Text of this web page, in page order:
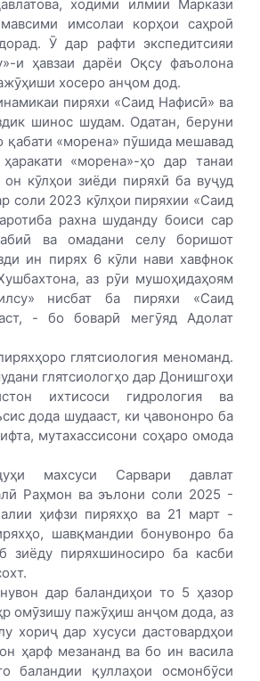
ходими илмии Маркази
имсолаи корҳои саҳроӣ
Ӯ дар рафти экспедитсияи
и ҳавзаи дарёи Оқсу фаъолона
хосеро анҷом дод.
пиряхи «Саид Нафисӣ» ва
шинос шудам. Одатан, беруни
қабати «морена» пӯшида мешавад
«морена»-ҳо дар танаи
кӯлҳои зиёди пиряхӣ ба вуҷуд
соли 2023 кӯлҳои пиряхии «Саид
рахна шуданду боиси сар
ва омадани селу боришот
ин пирях 6 кӯли нави хавфнок
аз рӯи мушоҳидаҳоям
нисбат ба пиряхи «Саид
- бо боварӣ мегӯяд Адолат
глятсиология ме­номанд.
глятсиологҳо дар Донишгоҳи
ихтисоси гид­рология ва
дода шудааст, ки ҷавононро ба
мутахассисони соҳаро омода
махсуси Сарвари давлат
Раҳмон ва эълони соли 2025 -
ҳифзи пиряхҳо ва 21 март -
шавқмандии бонувонро ба
зиёду пиряхшиносиро ба касби
дар баландиҳои то 5 ҳазор
омӯзишу пажӯҳиш анҷом дода, аз
хориҷ дар хусуси дастовардҳои
ҳарф мезананд ва бо ин васила
баландии қуллаҳои осмонбӯси